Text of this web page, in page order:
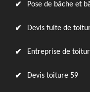
Pose de bâche et
Devis fuite de
Entreprise de
Devis toiture 59